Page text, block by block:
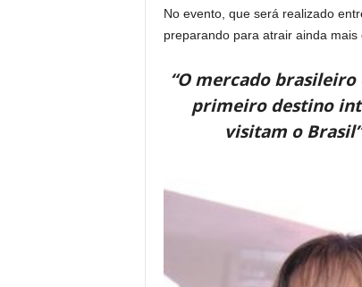
No evento, que será realizado
preparando para atrair ainda mais
“O mercado
primeiro destino
visitam o